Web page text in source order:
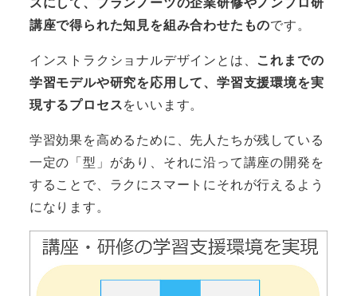
講座で得られた知見を組み合わせたものです。
インストラクショナルデザインとは、 これまでの
学習モデルや研究を応用して、学習支援環境を実
現するプロセスをいいます。
学習効果を高めるために、先人たちが残している
一定の「型」があり、それに沿って講座の開発を
することで、ラクにスマートにそれが行えるよう
になります。